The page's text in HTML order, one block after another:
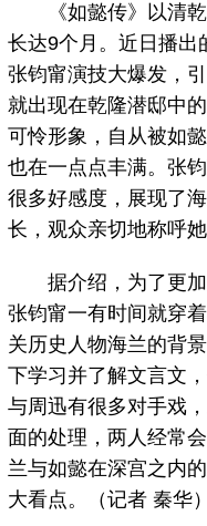
《如懿传》以清乾
长达9个月。近日播出
张钧甯演技大爆发，
就出现在乾隆潜邸中
可怜形象，自从被如
也在一点点丰满。张
很多好感度，展现了
长，观众亲切地称呼她
据介绍，为了更加
张钧甯一有时间就穿
关历史人物海兰的背
下学习并了解文言文
与周迅有很多对手戏
面的处理，两人经常
兰与如懿在深宫之内
大看点。（记者 秦华）